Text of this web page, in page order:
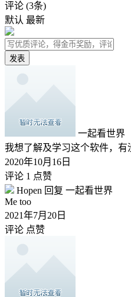
评论 (3条)
默认 最新
发表
一起看世界
我想了解及学习这个软件，
2020年10月16日
评论 1 点赞
Hopen 回复 一起看世界
Me too
2021年7月20日
评论 点赞